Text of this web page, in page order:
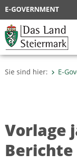
E-GOVERNMENT
Sie sind hier: E-
Vorlage
Berichte